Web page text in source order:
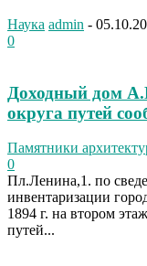
Наука admin -
0
Доходный дом
округа путей
Памятники
0
Пл.Ленина,1. по
инвентаризации
1894 г. на втором
путей...